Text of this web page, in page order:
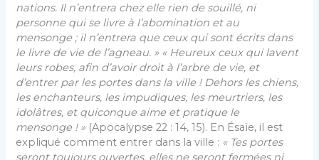
nations. Il n’entrera chez elle rien de souillé, ni
personne qui se livre à l’abomination et au
mensonge ; il n’entrera que ceux qui sont écrits dans
le livre de vie de l’agneau. » « Heureuxceux qui lavent
leurs robes, afin d’avoir droit à l’arbre de vie, et
d’entrer par les portes dans la ville ! Dehors les chiens,
les enchanteurs, les impudiques, les meurtriers, les
idolâtres, et quiconque aime et pratique le
mensonge ! » (Apocalypse 22 : 14, 15). En Ésaïe, il est
expliqué comment entrer dans la ville : « Tes portes
seront toujours ouvertes, elles ne seront fermées ni